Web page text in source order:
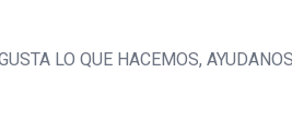
LO QUE HACEMOS,